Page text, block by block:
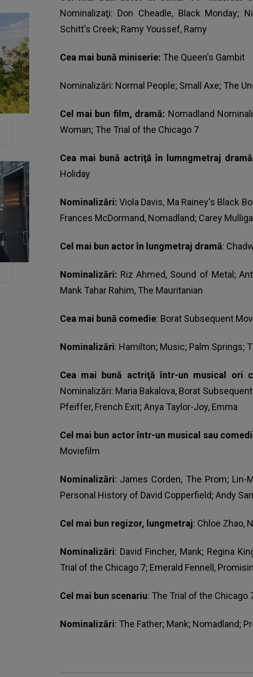
Nominalizaţi: Don Cheadle, Black Monday;
Schitt's Creek; Ramy Youssef, Ramy
Cea mai bună miniserie: The Queen's Gambit
Nominalizări: Normal People; Small Axe; The
Cel mai bun film, dramă: Nomadland
Woman; The Trial of the Chicago 7
Cea mai bună actriţă în lumngmetraj dramă
Holiday
Nominalizări:Viola Davis, Ma Rainey's Black
Frances McDormand, Nomadland; Carey
Cel mai bun actor în lungmetraj dramă:
Nominalizări: Riz Ahmed, Sound of Metal;
Mank Tahar Rahim, The Mauritanian
Cea mai bună comedie: Borat Subsequent
Nominalizări: Hamilton; Music; Palm Springs;
Cea mai bună actriţă într-un musical ori
Nominalizări: Maria Bakalova, Borat
Pfeiffer, French Exit; Anya Taylor-Joy, Emma
Cel mai bun actor într-un musical sau
Moviefilm
Nominalizări: James Corden, The Prom; Lin-
Personal History of David Copperfield; Andy
Cel mai bun regizor, lungmetraj: Chloe Zhao,
Nominalizări: David Fincher, Mank; Regina
Trial of the Chicago 7; Emerald Fennell,
Cel mai bun scenariu: The Trial of the Chicago
Nominalizări: The Father; Mank; Nomadland;